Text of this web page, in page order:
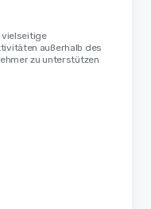
vielseitige
außerhalb des
zu unterstützen